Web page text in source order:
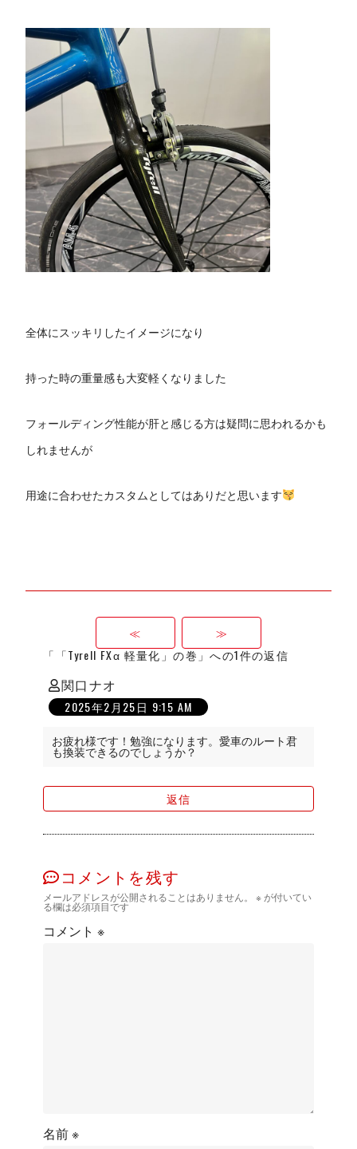
全体にスッキリしたイメージになり
持った時の重量感も大変軽くなりました
フォールディング性能が肝と感じる方は疑問に思われるかも
しれませんが
用途に合わせたカスタムとしてはありだと思います
≪
≫
「「Tyrell FXα 軽量化」の巻」への1件の返信
関口ナオ
の
発 2025年2月25日 9:15 AM
お疲れ様です！勉強になります。愛車のルート君
も換装できるのでしょうか？
返信
コメントを残す
メールアドレスが公開されることはありません。 ※が付いてい
る欄は必須項目です
コメント※
名前※